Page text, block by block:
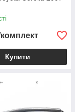
Купити